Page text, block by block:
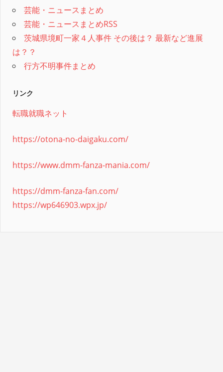
芸能・ニュースまとめ
芸能・ニュースまとめRSS
茨城県境町一家４人事件 その後は？ 最新など進展
は？？
行方不明事件まとめ
リンク
転職就職ネット
https://otona-no-daigaku.com/
https://www.dmm-fanza-mania.com/
https://dmm-fanza-fan.com/
https://wp646903.wpx.jp/